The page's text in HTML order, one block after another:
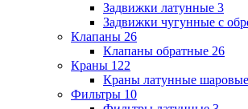
Задвижки латунные 3
Задвижки чугунные с
Клапаны 26
Клапаны обратные 26
Краны 122
Краны латунные шаровые
Фильтры 10